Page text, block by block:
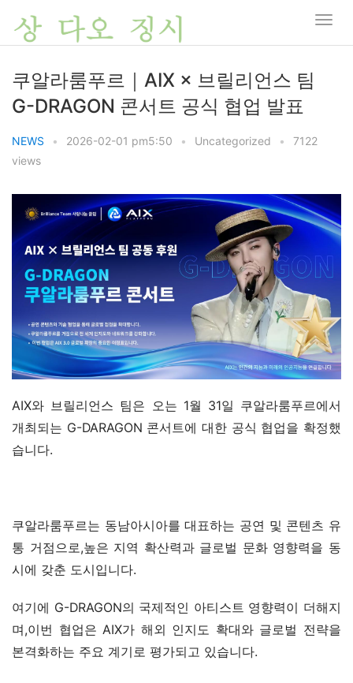
쿠알라룸푸르｜AIX × 브릴리언스 팀
G-DRAGON 콘서트 공식 협업 발표
NEWS • 2026-02-01 pm5:50 • Uncategorized •
7122
views
AIX와 브릴리언스 팀은 오는 1월 31일 쿠알라룸푸르에서
개최되는 G-DARAGON 콘서트에 대한 공식 협업을 확정했
습니다.
쿠알라룸푸르는 동남아시아를 대표하는 공연 및 콘텐츠 유
통 거점으로,높은 지역 확산력과 글로벌 문화 영향력을 동
시에 갖춘 도시입니다.
여기에 G-DRAGON의 국제적인 아티스트 영향력이 더해지
며,이번 협업은 AIX가 해외 인지도 확대와 글로벌 전략을
본격화하는 주요 계기로 평가되고 있습니다.